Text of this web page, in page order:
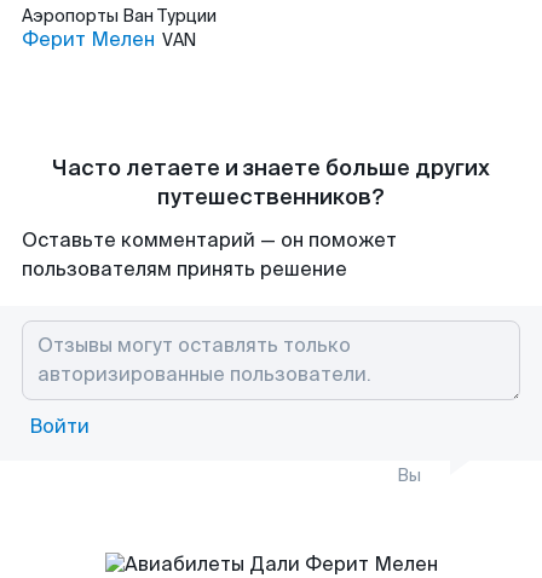
Аэропорты Ван Турции
Ферит Мелен VAN
Часто летаете и знаете больше других
путешественников?
Оставьте комментарий — он поможет
пользователям принять решение
Войти
Вы